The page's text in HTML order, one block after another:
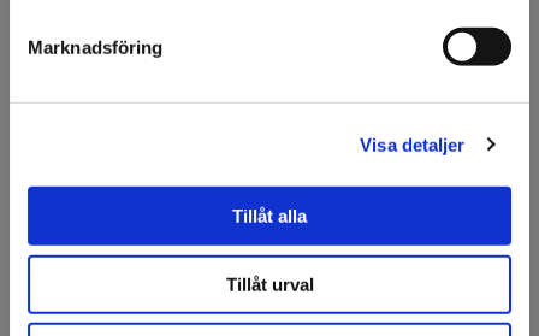
Marknadsföring
Visa detaljer
Tillåt alla
Tillåt urval